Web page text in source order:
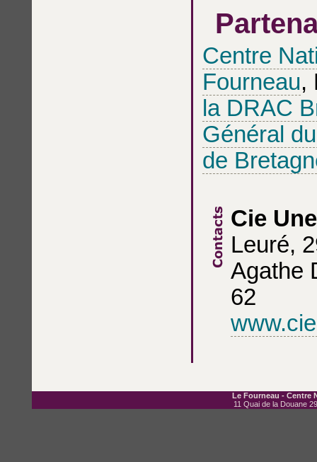
Centre
Fourneau,
la DRAC
Général
de
Cie
Leuré,
Agathe
62
Le Fourneau - Centre
11 Quai de la Douane